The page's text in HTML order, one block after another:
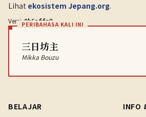
Lihat ekosistem Jepang.org.
Versi:0b6affa9.
PERIBAHASA KALI INI
三日坊主
Mikka Bouzu
BELAJAR
INFO